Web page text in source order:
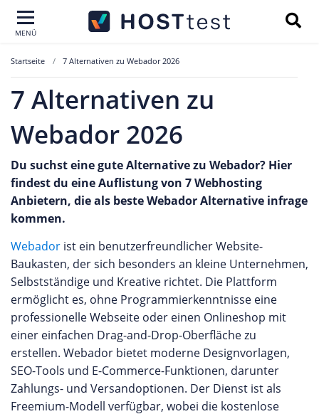
MENÜ
Startseite 7 Alternativen zu Webador 2026
7 Alternativen zu
Webador 2026
Du suchst eine gute Alternative zu Webador? Hier
findest du eine Auflistung von 7 Webhosting
Anbietern, die als beste Webador Alternative infrage
kommen.
Webador ist ein benutzerfreundlicher Website-
Baukasten, der sich besonders an kleine Unternehmen,
Selbstständige und Kreative richtet. Die Plattform
ermöglicht es, ohne Programmierkenntnisse eine
professionelle Webseite oder einen Onlineshop mit
einer einfachen Drag-and-Drop-Oberfläche zu
erstellen. Webador bietet moderne Designvorlagen,
SEO-Tools und E-Commerce-Funktionen, darunter
Zahlungs- und Versandoptionen. Der Dienst ist als
Freemium-Modell verfügbar, wobei die kostenlose